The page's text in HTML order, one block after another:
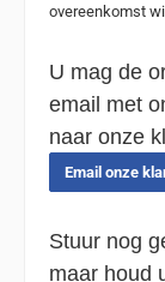
overeenkomst
U mag de
email met
naar onze
Email onze
Stuur nog
maar houd